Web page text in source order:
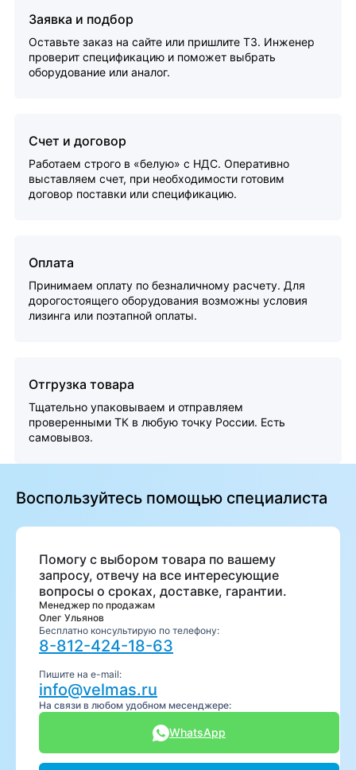
Заявка и подбор
Оставьте заказ на сайте или пришлите ТЗ. Инженер
проверит спецификацию и поможет выбрать
оборудование или аналог.
Счет и договор
Работаем строго в «белую» с НДС. Оперативно
выставляем счет, при необходимости готовим
договор поставки или спецификацию.
Оплата
Принимаем оплату по безналичному расчету. Для
дорогостоящего оборудования возможны условия
лизинга или поэтапной оплаты.
Отгрузка товара
Тщательно упаковываем и отправляем
проверенными ТК в любую точку России. Есть
самовывоз.
Воспользуйтесь помощью специалиста
Помогу с выбором товара по вашему
запросу, отвечу на все интересующие
вопросы о сроках, доставке, гарантии.
Менеджер по продажам
Олег Ульянов
Бесплатно консультирую по телефону:
8-812-424-18-63
Пишите на e-mail:
info@velmas.ru
На связи в любом удобном месенджере:
WhatsApp